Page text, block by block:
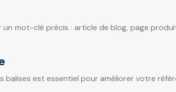
mot-clé précis : article de blog, page
est essentiel pour améliorer votre